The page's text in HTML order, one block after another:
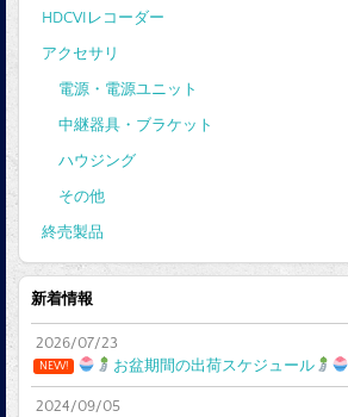
HDCVIレコーダー
アクセサリ
電源・電源ユニット
中継器具・ブラケット
ハウジング
その他
終売製品
新着情報
2026/07/23
NEW! お盆期間の出荷スケジュール
2024/09/05